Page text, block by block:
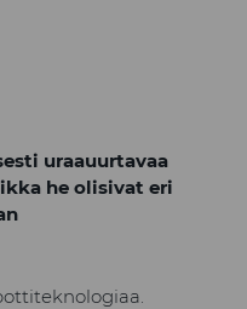
uraauurtavaa
he olisivat eri